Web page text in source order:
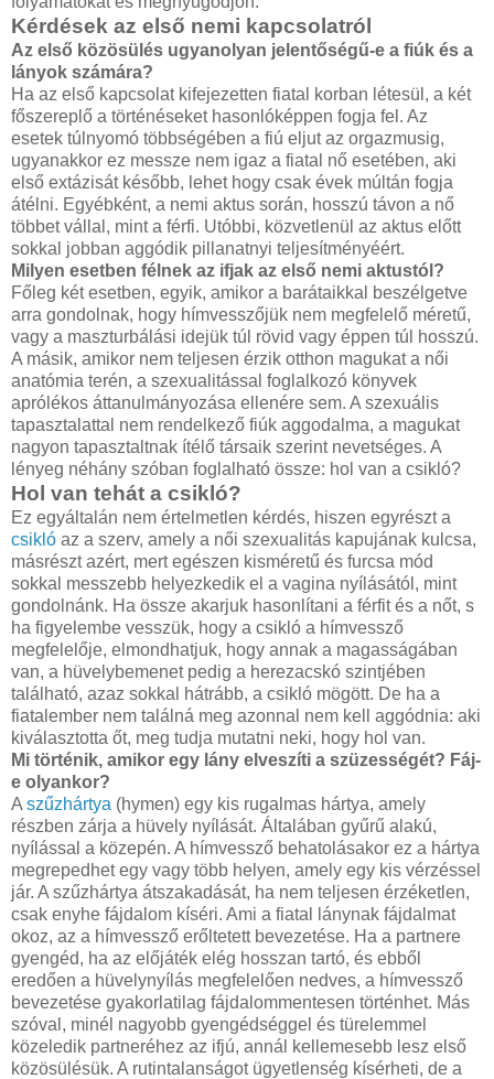
Kérdések az első nemi kapcsolatról
Az első közösülés ugyanolyan jelentőségű-e a fiúk és a
lányok számára?
Ha az első kapcsolat kifejezetten fiatal korban létesül, a két
főszereplő a történéseket hasonlóképpen fogja fel. Az
esetek túlnyomó többségében a fiú eljut az orgazmusig,
ugyanakkor ez messze nem igaz a fiatal nő esetében, aki
első extázisát később, lehet hogy csak évek múltán fogja
átélni. Egyébként, a nemi aktus során, hosszú távon a nő
többet vállal, mint a férfi. Utóbbi, közvetlenül az aktus előtt
sokkal jobban aggódik pillanatnyi teljesítményéért.
Milyen esetben félnek az ifjak az első nemi aktustól?
Főleg két esetben, egyik, amikor a barátaikkal beszélgetve
arra gondolnak, hogy hím­vesszőjük nem megfelelő méretű,
vagy a maszturbálási idejük túl rövid vagy éppen túl hosszú.
A másik, amikor nem teljesen érzik otthon magukat a női
anatómia terén, a szexualitással foglalkozó könyvek
aprólékos áttanulmányozása ellenére sem. A szexuális
tapasztalattal nem rendelkező fiúk aggodalma, a magukat
nagyon tapasztaltnak ítélő társaik szerint nevetséges. A
lényeg néhány szóban foglalható össze: hol van a csikló?
Hol van tehát a csikló?
Ez egyáltalán nem értelmetlen kérdés, hiszen egyrészt a
csikló az a szerv, amely a női szexualitás kapujának kulcsa,
másrészt azért, mert egészen kisméretű és furcsa­ mód
sokkal messzebb helyezkedik el a vagina nyílásától, mint
gondolnánk. Ha össze akarjuk hasonlítani a férfit és a nőt, s
ha figyelembe vesszük, hogy a csikló a hímvessző
megfelelője, elmondhatjuk, hogy annak a magasságában
van, a hüvelybemenet pedig a herezacskó szintjében
található, azaz sokkal hátrább, a csikló mögött. De ha a
fiatalember nem találná meg azonnal nem kell aggódnia: aki
kiválasztotta őt, meg tudja mutatni neki, hogy hol van.
Mi történik, amikor egy lány elveszíti a szüzességét? Fáj-
e olyankor?
A szűzhártya (hymen) egy kis rugalmas hártya, amely
részben zárja a hüvely nyílását. Általában gyűrű alakú,
nyílással a közepén. A hímvessző behatolásakor ez a hártya
megrepedhet egy vagy több helyen, amely egy kis vérzéssel
jár. A szűzhártya átszakadását, ha nem teljesen érzéketlen,
csak enyhe fájdalom kíséri. Ami a fiatal lánynak fájdalmat
okoz, az a hímvessző erőltetett bevezetése. Ha a partnere
gyengéd, ha az előjáték elég hosszan tartó, és ebből
eredően a hüvelynyílás megfelelően nedves, a hímvessző
bevezetése gyakorlatilag fájdalommentesen történhet. Más
szóval, minél nagyobb gyengédséggel és türelemmel
közeledik partneréhez az ifjú, annál kellemesebb lesz első
közösülésük. A rutintalanságot ügyetlenség kísérheti, de a